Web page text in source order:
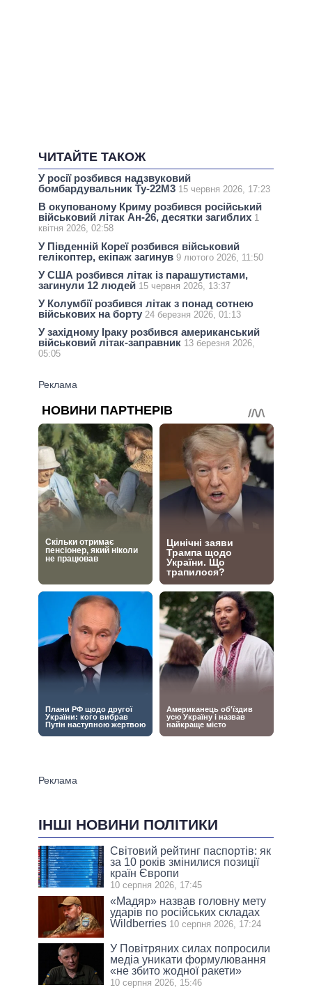
ЧИТАЙТЕ ТАКОЖ
У росії розбився надзвуковий
бомбардувальник Ту-22М3 15 червня 2026, 17:23
В окупованому Криму розбився російський
військовий літак Ан-26, десятки загиблих 1
квітня 2026, 02:58
У Південній Кореї розбився військовий
гелікоптер, екіпаж загинув 9 лютого 2026, 11:50
У США розбився літак із парашутистами,
загинули 12 людей 15 червня 2026, 13:37
У Колумбії розбився літак з понад сотнею
військових на борту 24 березня 2026, 01:13
У західному Іраку розбився американський
військовий літак-заправник 13 березня 2026,
05:05
ІНШІ НОВИНИ ПОЛІТИКИ
Світовий рейтинг паспортів: як
за 10 років змінилися позиції
країн Європи
10 серпня 2026, 17:45
«Мадяр» назвав головну мету
ударів по російських складах
Wildberries 10 серпня 2026, 17:24
У Повітряних силах попросили
медіа уникати формулювання
«не збито жодної ракети»
10 серпня 2026, 15:46